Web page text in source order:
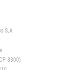
S.A
8300)